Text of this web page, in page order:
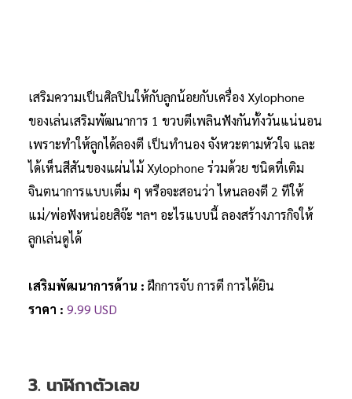
เสริมความเป็นศิลปินให้กับลูกน้อยกับเครื่อง Xylophone
ของเล่นเสริมพัฒนาการ 1 ขวบตีเพลินฟังกันทั้งวันแน่นอน
เพราะทำให้ลูกได้ลองตี เป็นทำนอง จังหวะตามหัวใจ และ
ได้เห็นสีสันของแผ่นไม้ Xylophone ร่วมด้วย ชนิดที่เติม
จินตนาการแบบเต็ม ๆ หรือจะสอนว่า ไหนลองตี 2 ทีให้
แม่/พ่อฟังหน่อยสิจ๊ะ ฯลฯ อะไรแบบนี้ ลองสร้างภารกิจให้
ลูกเล่นดูได้
เสริมพัฒนาการด้าน : ฝึกการจับ การตี การได้ยิน
ราคา : 9.99 USD
3. นาฬิกาตัวเลข